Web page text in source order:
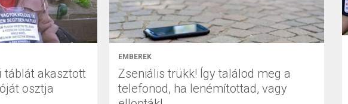
táblát akasztott
osztja
EMBEREK
Zseniális trükk! Így találod meg a
telefonod, ha lenémítottad, vagy